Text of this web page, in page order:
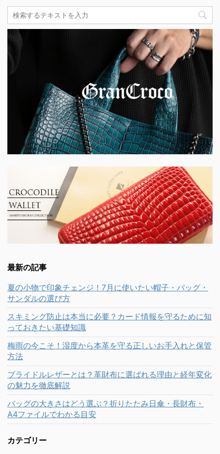
最新の記事
夏の小物で印象チェンジ！7月に使いたい帽子・バッグ・
サンダルの選び方
スキミング防止は本当に必要？カード情報を守るために知
っておきたい基礎知識
梅雨の今こそ！湿度から本革を守る正しいお手入れと保管
方法
ブライドルレザーとは？革財布に選ばれる理由と経年変化
の魅力を徹底解説
バッグの大きさはどう選ぶ？折りたたみ日傘・長財布・
A4ファイルでわかる目安
カテゴリー